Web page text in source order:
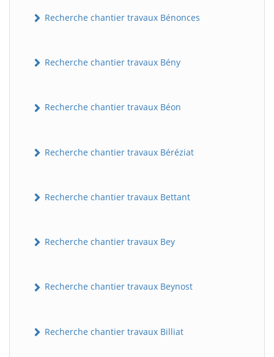
Recherche chantier travaux Bénonces
Recherche chantier travaux Bény
Recherche chantier travaux Béon
Recherche chantier travaux Béréziat
Recherche chantier travaux Bettant
Recherche chantier travaux Bey
Recherche chantier travaux Beynost
Recherche chantier travaux Billiat